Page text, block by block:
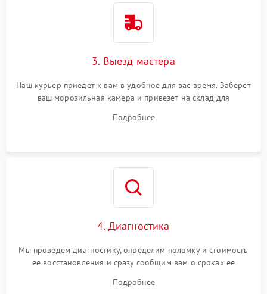
3. Выезд мастера
Наш курьер приедет к вам в удобное для вас время. Заберет
ваш морозильная камера и привезет на склад для
Подробнее
4. Диагностика
Мы проведем диагностику, определим поломку и стоимость
ее восстановления и сразу сообщим вам о сроках ее
Подробнее